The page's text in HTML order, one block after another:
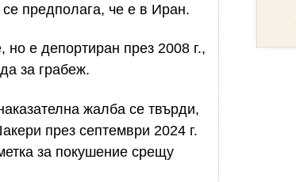
предполага, че е в Иран.
е депортиран през 2008 г.,
за грабеж.
жалба се твърди,
през септември 2024 г.
за покушение срещу